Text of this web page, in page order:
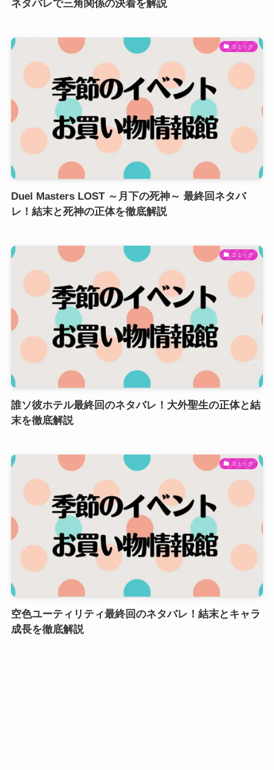
ネタバレで三角関係の決着を解説
コミック
Duel Masters LOST ～月下の死神～ 最終回ネタバ
レ！結末と死神の正体を徹底解説
コミック
誰ソ彼ホテル最終回のネタバレ！大外聖生の正体と結
末を徹底解説
コミック
空色ユーティリティ最終回のネタバレ！結末とキャラ
成長を徹底解説